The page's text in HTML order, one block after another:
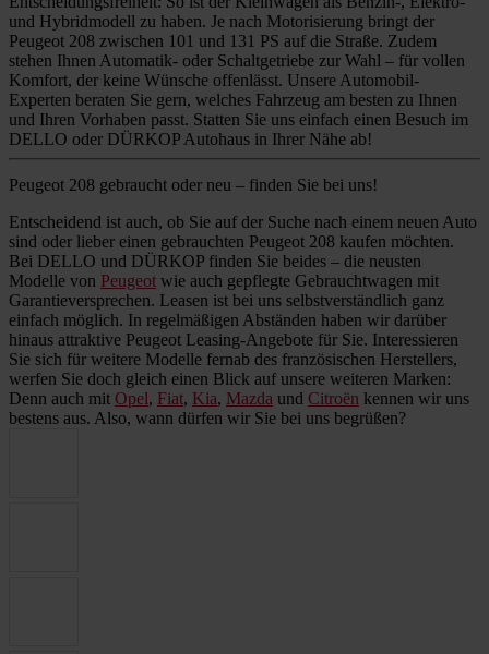
und Hybridmodell zu haben. Je nach Motorisierung bringt der
Peugeot 208 zwischen 101 und 131 PS auf die Straße. Zudem
stehen Ihnen Automatik- oder Schaltgetriebe zur Wahl – für vollen
Komfort, der keine Wünsche offenlässt. Unsere Automobil-
Experten beraten Sie gern, welches Fahrzeug am besten zu Ihnen
und Ihren Vorhaben passt. Statten Sie uns einfach einen Besuch im
DELLO oder DÜRKOP Autohaus in Ihrer Nähe ab!
Peugeot 208 gebraucht oder neu – finden Sie bei uns!
Entscheidend ist auch, ob Sie auf der Suche nach einem neuen Auto
sind oder lieber einen gebrauchten Peugeot 208 kaufen möchten.
Bei DELLO und DÜRKOP finden Sie beides – die neusten
Modelle von Peugeot wie auch gepflegte Gebrauchtwagen mit
Garantieversprechen. Leasen ist bei uns selbstverständlich ganz
einfach möglich. In regelmäßigen Abständen haben wir darüber
hinaus attraktive Peugeot Leasing-Angebote für Sie. Interessieren
Sie sich für weitere Modelle fernab des französischen Herstellers,
werfen Sie doch gleich einen Blick auf unsere weiteren Marken:
Denn auch mit Opel, Fiat, Kia, Mazda und Citroën kennen wir uns
bestens aus. Also, wann dürfen wir Sie bei uns begrüßen?